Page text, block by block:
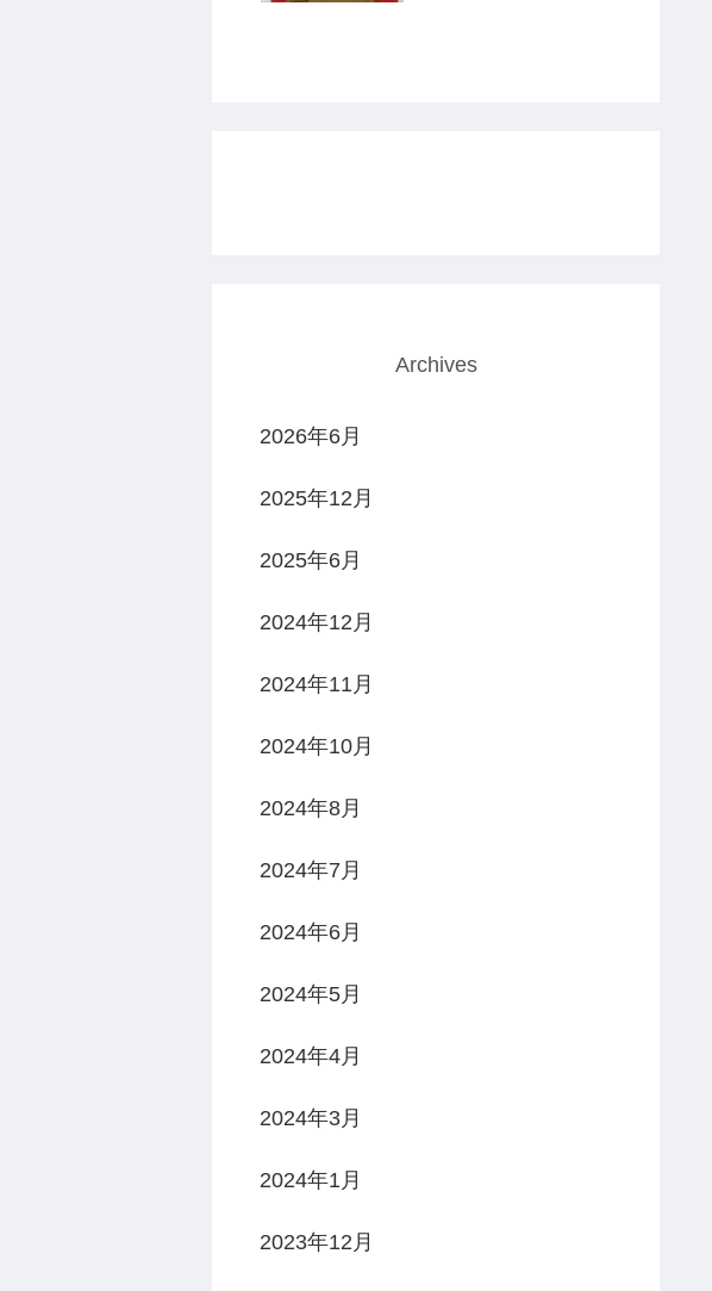
Archives
2026年6月
2025年12月
2025年6月
2024年12月
2024年11月
2024年10月
2024年8月
2024年7月
2024年6月
2024年5月
2024年4月
2024年3月
2024年1月
2023年12月